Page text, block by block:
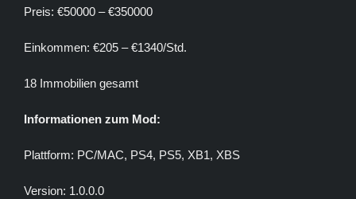
Preis: €50000 – €350000
Einkommen: €205 – €1340/Std.
18 Immobilien gesamt
Informationen zum Mod:
Plattform: PC/MAC, PS4, PS5, XB1, XBS
Version: 1.0.0.0